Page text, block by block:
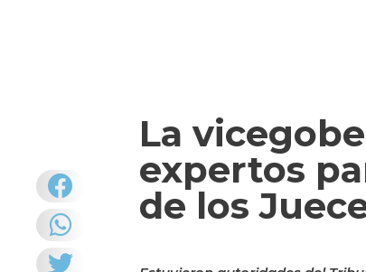
La
expertos
de los